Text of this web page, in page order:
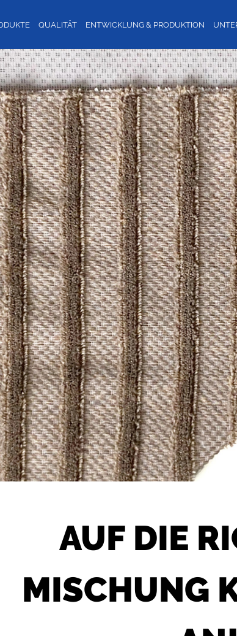
QUALITÄT ENTWICKLUNG & PRODUKTION
AUF DIE
MISCHUNG